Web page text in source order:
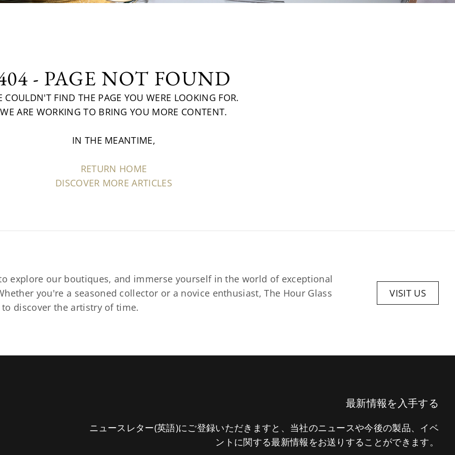
- PAGE NOT FOUND
COULDN'T FIND THE PAGE YOU WERE LOOKING FOR.
WE ARE WORKING TO BRING YOU MORE CONTENT.
IN THE MEANTIME,
RETURN HOME
DISCOVER MORE ARTICLES
explore our boutiques, and immerse yourself in the world of exceptional
you're a seasoned collector or a novice enthusiast, The Hour Glass
discover the artistry of time.
VISIT US
最新情報を入手する
ニュースレター(英語)にご登録いただきますと、当社のニュースや今後の製品、イベ
ントに関する最新情報をお送りすることができます。